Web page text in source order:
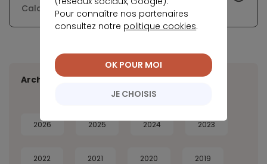
Calais
Archives
2026 2025 2024 2023
2022 2021 2020 2019
Pour connaître nos partenaires
consultez notre politique cookies.
JE CHOISIS
OK POUR MOI